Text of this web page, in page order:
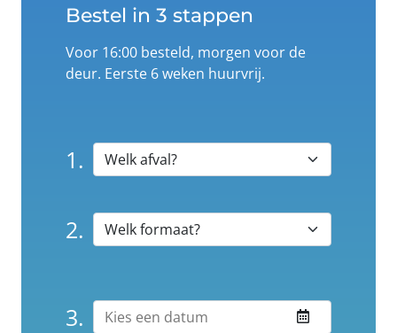
Bestel in 3 stappen
Voor 16:00 besteld, morgen voor de
deur. Eerste 6 weken huurvrij.
1.
2.
3.